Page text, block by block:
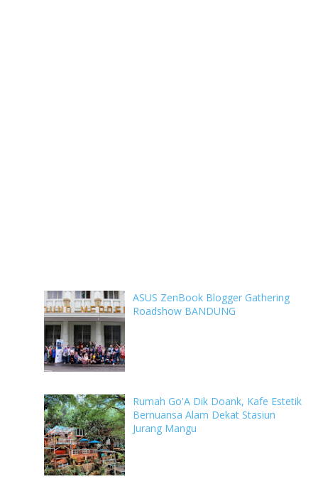
ASUS ZenBook Blogger Gathering
Roadshow BANDUNG
Rumah Go'A Dik Doank, Kafe Estetik
Bernuansa Alam Dekat Stasiun
Jurang Mangu